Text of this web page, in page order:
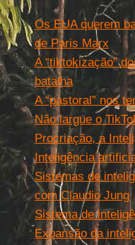
Os EUA querem
de Paris Marx
A “tiktokização”
batalha
A “pastoral” nos
Não largue o
Procriação, a
Inteligência
Sistemas de
com Claudio Jung
Sistema de
Expansão da